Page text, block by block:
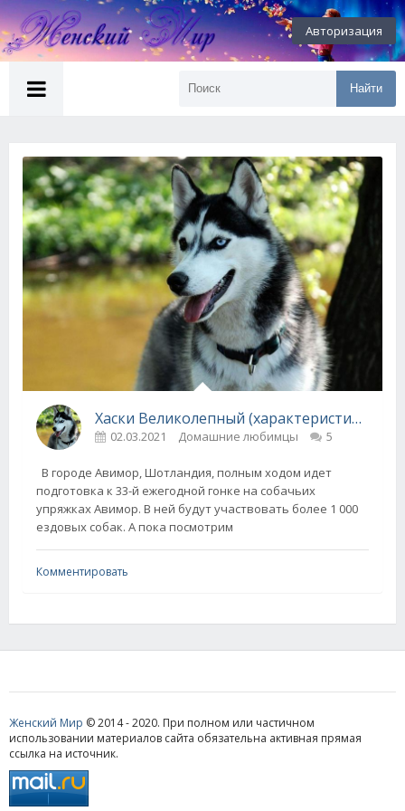
Авторизация
Найти
Хаски Великолепный (характеристика породы)
02.03.2021 Домашние любимцы 5
В городе Авимор, Шотландия, полным ходом идет
подготовка к 33-й ежегодной гонке на собачьих
упряжках Авимор. В ней будут участвовать более 1 000
ездовых собак. А пока посмотрим
Комментировать
Женский Мир © 2014 - 2020. При полном или частичном
использовании материалов сайта обязательна активная прямая
ссылка на источник.